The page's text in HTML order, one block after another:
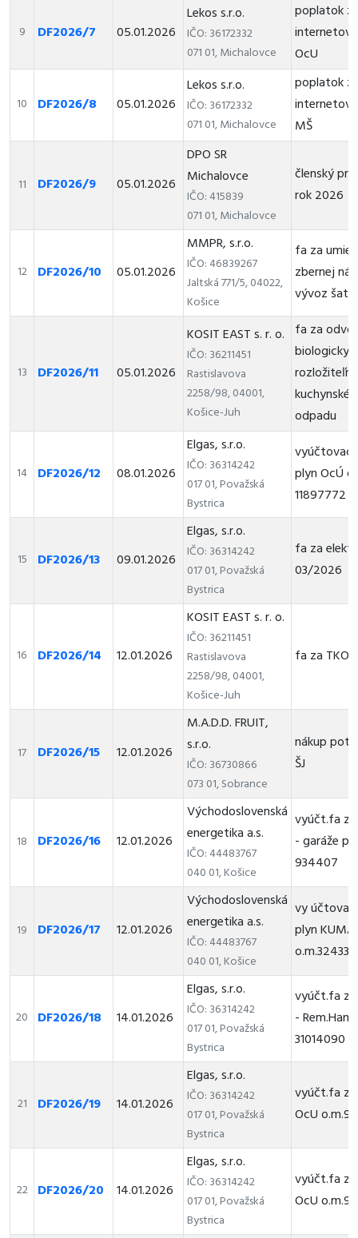
9 DF2026/7 05.01.2026
Lekos s.r.o.
IČO: 36172332
071 01, Michalovce
poplatok
OcU
10 DF2026/8 05.01.2026
Lekos s.r.o.
IČO: 36172332
071 01, Michalovce
poplatok
MŠ
11 DF2026/9 05.01.2026
DPO SR
Michalovce
IČO: 415839
071 01, Michalovce
členský
rok 2026
12 DF2026/10 05.01.2026
MMPR, s.r.o.
IČO: 46839267
Jaltská 771/5, 04022,
Košice
fa za
zbernej
vývoz
13 DF2026/11 05.01.2026
KOSIT EAST s. r. o.
IČO: 36211451
Rastislavova
2258/98, 04001,
Košice-Juh
fa za
biologicky
odpadu
14 DF2026/12 08.01.2026
Elgas, s.r.o.
IČO: 36314242
017 01, Považská
Bystrica
plyn OcÚ
11897772
15 DF2026/13 09.01.2026
Elgas, s.r.o.
IČO: 36314242
017 01, Považská
Bystrica
fa za
03/2026
16 DF2026/14 12.01.2026
KOSIT EAST s. r. o.
IČO: 36211451
Rastislavova
2258/98, 04001,
Košice-Juh
fa za TKO
17 DF2026/15 12.01.2026
M.A.D.D. FRUIT,
s.r.o.
IČO: 36730866
073 01, Sobrance
nákup
ŠJ
18 DF2026/16 12.01.2026
Východoslovenská
energetika a.s.
IČO: 44483767
040 01, Košice
vyúčt.fa
- garáže
934407
19 DF2026/17 12.01.2026
Východoslovenská
energetika a.s.
IČO: 44483767
040 01, Košice
vy
plyn KUMA
o.m.324337
20 DF2026/18 14.01.2026
Elgas, s.r.o.
IČO: 36314242
017 01, Považská
Bystrica
vyúčt.fa
-
31014090
21 DF2026/19 14.01.2026
Elgas, s.r.o.
IČO: 36314242
017 01, Považská
Bystrica
vyúčt.fa
OcU
22 DF2026/20 14.01.2026
Elgas, s.r.o.
IČO: 36314242
017 01, Považská
Bystrica
vyúčt.fa
OcU